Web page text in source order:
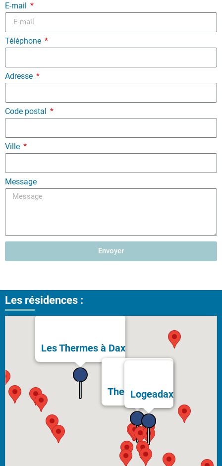
E-mail
Téléphone
Adresse
Code postal
Ville
Message
Envoyer
Les résidences :
Thermes Bérot
Les Thermes à Dax
Logeadax